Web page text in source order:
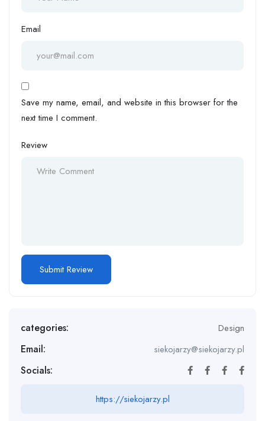
Email
Save my name, email, and website in this browser for the
next time I comment.
Review
categories: Design
Email: siekojarzy@siekojarzy.pl
Socials:
https://siekojarzy.pl